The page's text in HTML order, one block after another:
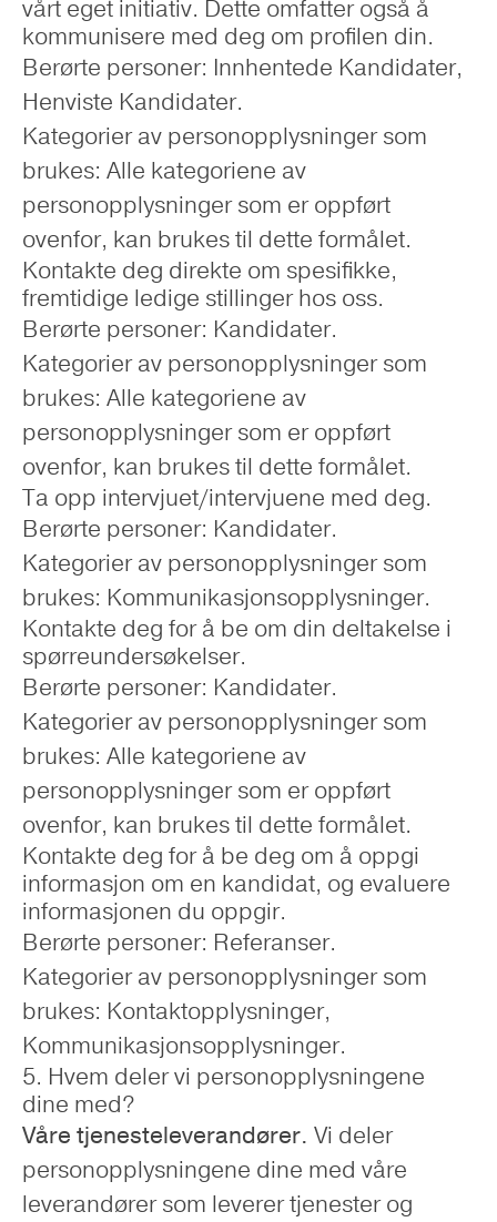
vårt eget initiativ. Dette omfatter også å
kommunisere med deg om profilen din.
Berørte personer: Innhentede Kandidater,
Henviste Kandidater.
Kategorier av personopplysninger som
brukes: Alle kategoriene av
personopplysninger som er oppført
ovenfor, kan brukes til dette formålet.
Kontakte deg direkte om spesifikke,
fremtidige ledige stillinger hos oss.
Berørte personer: Kandidater.
Kategorier av personopplysninger som
brukes: Alle kategoriene av
personopplysninger som er oppført
ovenfor, kan brukes til dette formålet.
Ta opp intervjuet/intervjuene med deg.
Berørte personer: Kandidater.
Kategorier av personopplysninger som
brukes: Kommunikasjonsopplysninger.
Kontakte deg for å be om din deltakelse i
spørreundersøkelser.
Berørte personer: Kandidater.
Kategorier av personopplysninger som
brukes: Alle kategoriene av
personopplysninger som er oppført
ovenfor, kan brukes til dette formålet.
Kontakte deg for å be deg om å oppgi
informasjon om en kandidat, og evaluere
informasjonen du oppgir.
Berørte personer: Referanser.
Kategorier av personopplysninger som
brukes: Kontaktopplysninger,
Kommunikasjonsopplysninger.
5. Hvem deler vi personopplysningene
dine med?
Våre tjenesteleverandører. Vi deler
personopplysningene dine med våre
leverandører som leverer tjenester og